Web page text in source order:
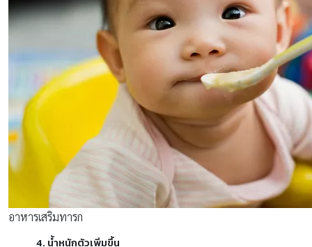
อาหารเสริมทารก
4. น้ำหนักตัวเพิ่มขึ้น